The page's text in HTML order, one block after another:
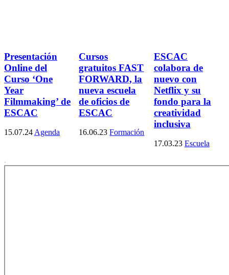
Presentación
Online del
Curso ‘One
Year
Filmmaking’ de
ESCAC
15.07.24 Agenda
Cursos
gratuitos FAST
FORWARD, la
nueva escuela
de oficios de
ESCAC
16.06.23 Formación
ESCAC
colabora de
nuevo con
Netflix y su
fondo para la
creatividad
inclusiva
17.03.23 Escuela